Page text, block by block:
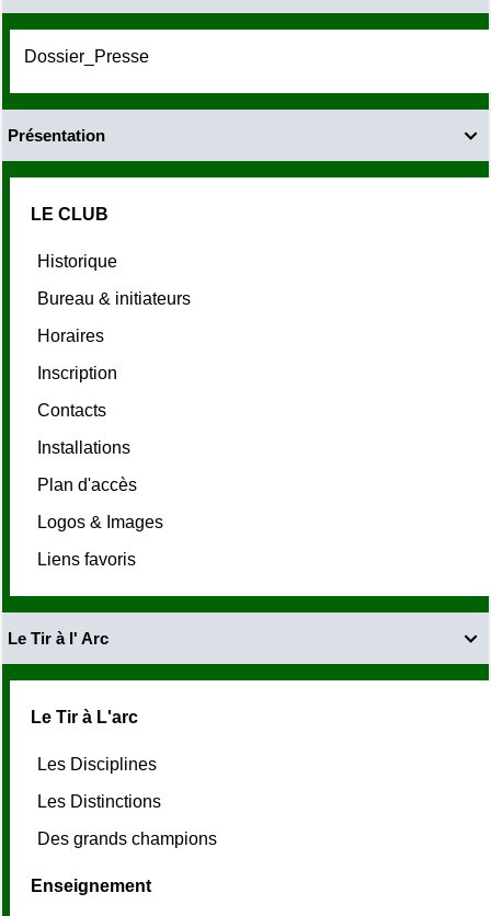
Dossier_Presse

Présentation
LE CLUB
Historique
Bureau & initiateurs
Horaires
Inscription
Contacts
Installations
Plan d'accès
Logos & Images
Liens favoris

Le Tir à l' Arc
Le Tir à L'arc
Les Disciplines
Les Distinctions
Des grands champions
Enseignement